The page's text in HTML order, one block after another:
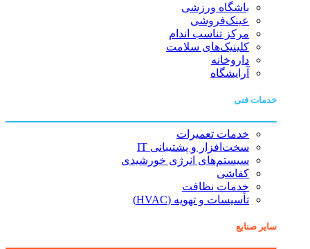
باشگاه ورزشی
عینک‌فروشی
مرکز تناسب اندام
کلینیک‌های سلامت
داروخانه
آرایشگاه
خدمات فنی
خدمات تعمیرات
سخت‌افزار و پشتیبانی IT
سیستم‌های انرژی خورشیدی
کفاشی
خدمات نظافت
تأسیسات و تهویه (HVAC)
سایر صنایع